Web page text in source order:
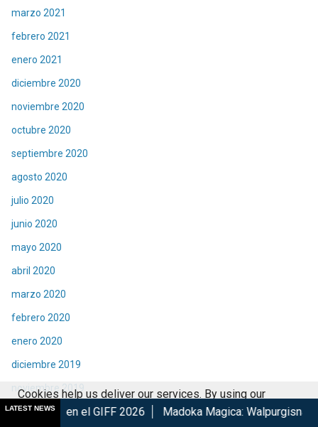
marzo 2021
febrero 2021
enero 2021
diciembre 2020
noviembre 2020
octubre 2020
septiembre 2020
agosto 2020
julio 2020
junio 2020
mayo 2020
abril 2020
marzo 2020
febrero 2020
enero 2020
diciembre 2019
noviembre 2019
octubre 2019
LATEST NEWS
GIFF 2026 Madoka Magica: Walpurgisnacht Rising
Cookies help us deliver our services. By using our
services, you agree to our use of cookies.
Got it